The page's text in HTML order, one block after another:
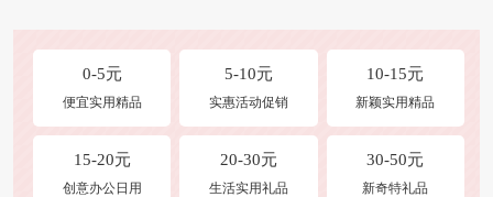
0-5元
便宜实用精品
5-10元
实惠活动促销
10-15元
新颖实用精品
15-20元
创意办公日用
20-30元
生活实用礼品
30-50元
新奇特礼品